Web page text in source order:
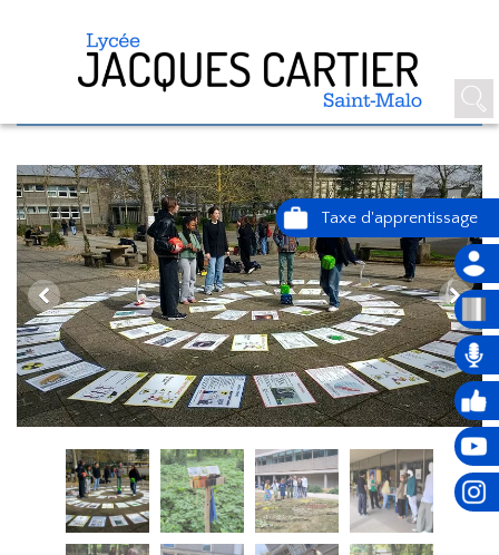
3E ÉDITION DE LA POSITIVE WEEK
(CLUB DD)